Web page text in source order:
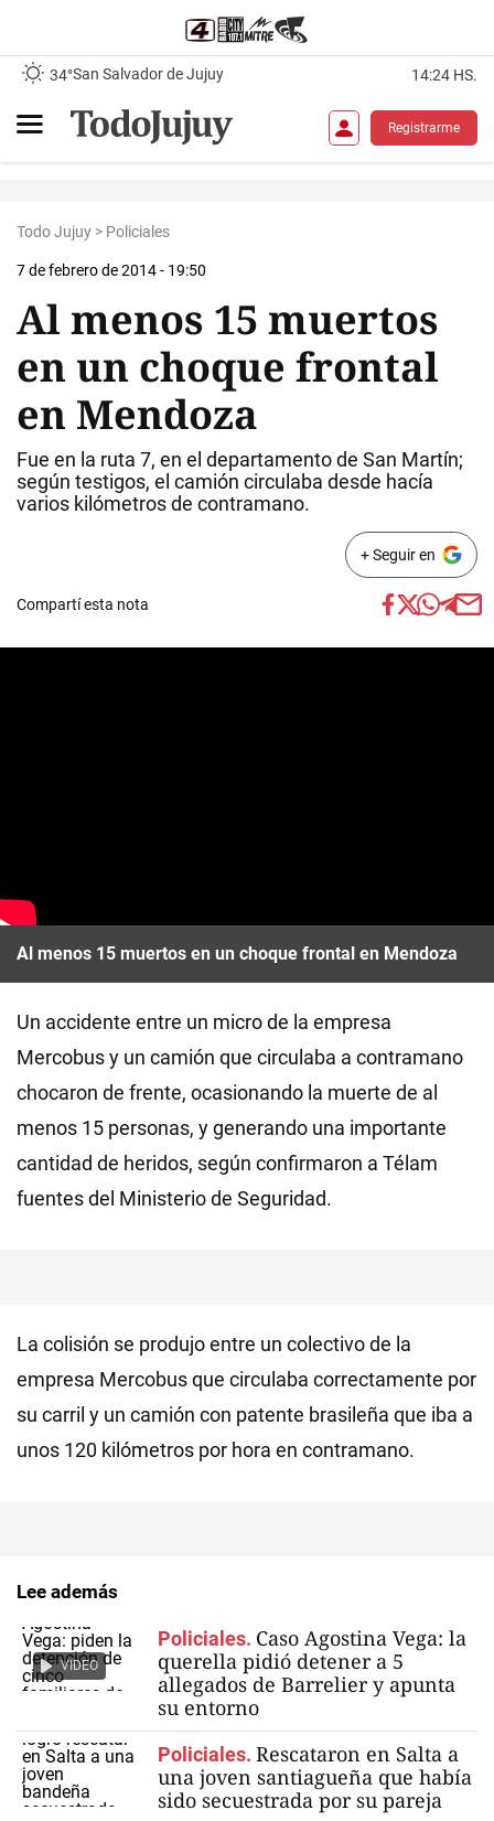
34°San Salvador de Jujuy 14:24 HS.
Registrarme
Todo Jujuy > Policiales
7 de febrero de 2014 - 19:50
Al menos 15 muertos
en un choque frontal
en Mendoza
Fue en la ruta 7, en el departamento de San Martín;
según testigos, el camión circulaba desde hacía
varios kilómetros de contramano.
+ Seguir en
Compartí esta nota
Al menos 15 muertos en un choque frontal en Mendoza
Un accidente entre un micro de la empresa
Mercobus y un camión que circulaba a contramano
chocaron de frente, ocasionando la muerte de al
menos 15 personas, y generando una importante
cantidad de heridos, según confirmaron a Télam
fuentes del Ministerio de Seguridad.
La colisión se produjo entre un colectivo de la
empresa Mercobus que circulaba correctamente por
su carril y un camión con patente brasileña que iba a
unos 120 kilómetros por hora en contramano.
Lee además
VIDEO
Policiales. Caso Agostina Vega: la
querella pidió detener a 5
allegados de Barrelier y apunta
su entorno
Policiales. Rescataron en Salta a
una joven santiagueña que había
sido secuestrada por su pareja